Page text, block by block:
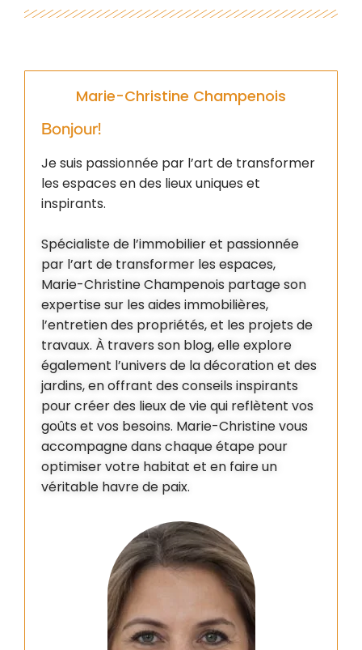
Marie-Christine Champenois
Bonjour!
Je suis passionnée par l’art de transformer
les espaces en des lieux uniques et
inspirants.
Spécialiste de l’immobilier et passionnée
par l’art de transformer les espaces,
Marie-Christine Champenois partage son
expertise sur les aides immobilières,
l’entretien des propriétés, et les projets de
travaux. À travers son blog, elle explore
également l’univers de la décoration et des
jardins, en offrant des conseils inspirants
pour créer des lieux de vie qui reflètent vos
goûts et vos besoins. Marie-Christine vous
accompagne dans chaque étape pour
optimiser votre habitat et en faire un
véritable havre de paix.